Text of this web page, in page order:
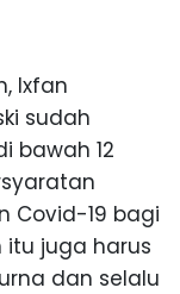
Ixfan
sudah
bawah 12
Covid-19 bagi
itu juga harus
dan selalu